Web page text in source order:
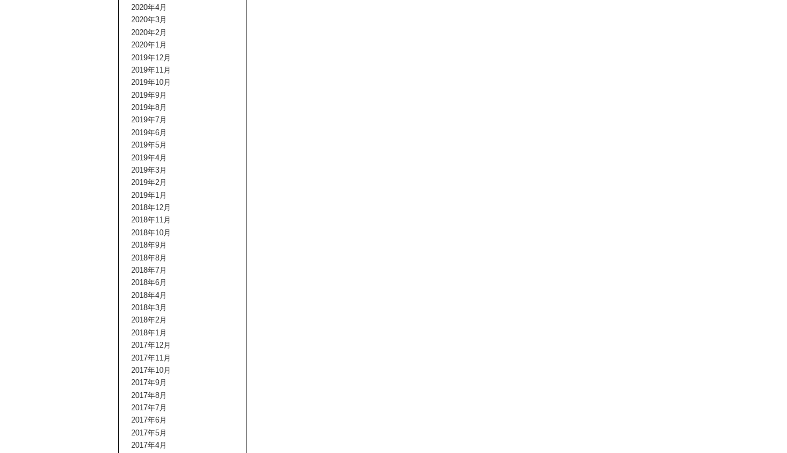
2020年4月
2020年3月
2020年2月
2020年1月
2019年12月
2019年11月
2019年10月
2019年9月
2019年8月
2019年7月
2019年6月
2019年5月
2019年4月
2019年3月
2019年2月
2019年1月
2018年12月
2018年11月
2018年10月
2018年9月
2018年8月
2018年7月
2018年6月
2018年4月
2018年3月
2018年2月
2018年1月
2017年12月
2017年11月
2017年10月
2017年9月
2017年8月
2017年7月
2017年6月
2017年5月
2017年4月